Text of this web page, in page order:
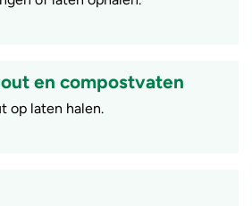
en compostvaten
op laten halen.